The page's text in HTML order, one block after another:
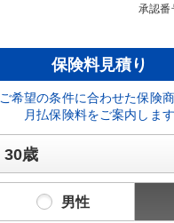
承認番
保険料見積り
ご希望の条件に合わせた保険
月払保険料をご案内します
男性